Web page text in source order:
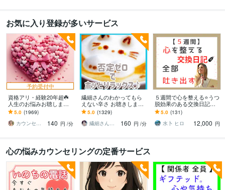
お気に入り登録が多いサービス
予約受付中
資格アリ・経験20年超☘️
人生のお悩みお聴します
鬱・HSP・介護障害・毒
親・恋愛・仕事・育児・
占い依存etc
5.0 (1969)
カウンセリング事務所☘️オフィスカノン
140 円 /分
繊細さんのわかってもら
えない辛さ お聴きします
HSP/モヤモヤを手放す一
歩☘️自分を大切にする✨を
始めよう
5.0 (1329)
繊細さん相談室☘️野崎真礼（まひろ）
160 円 /分
５週間で心を整える⭐うつ
脱効果のある交換日記し
ます 【通常版】気持ちを
吐き出す、習慣化❗
5.0 (131)
水卜 ヒロ
12,000 円
心の悩みカウンセリングの定番サービス